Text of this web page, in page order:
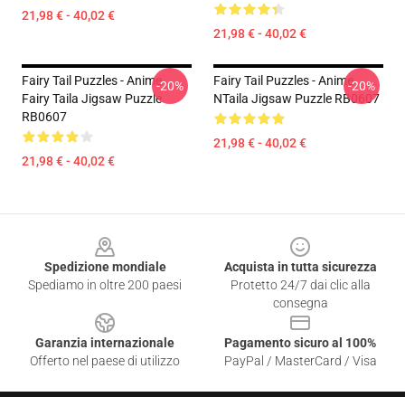
21,98 € - 40,02 €
21,98 € - 40,02 €
Fairy Tail Puzzles - Anime
Fairy Taila Jigsaw Puzzle
RB0607
21,98 € - 40,02 €
-20%
Fairy Tail Puzzles - Anime
NTaila Jigsaw Puzzle RB0607
21,98 € - 40,02 €
-20%
Spedizione mondiale
Spediamo in oltre 200 paesi
Acquista in tutta sicurezza
Protetto 24/7 dai clic alla
consegna
Garanzia internazionale
Offerto nel paese di utilizzo
Pagamento sicuro al 100%
PayPal / MasterCard / Visa